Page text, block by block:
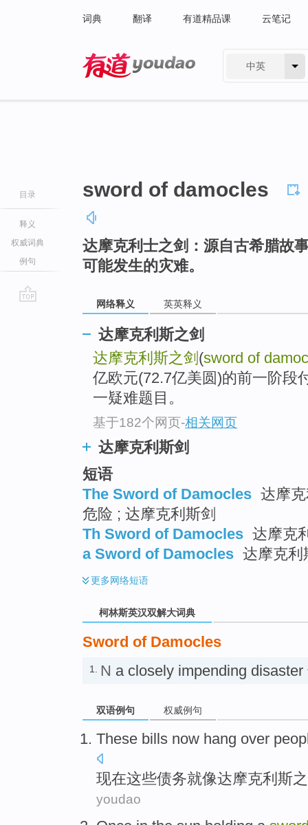
词典 翻译 有道精品课 云笔记
中英
目录
释义
权威词典
例句
sword of damocles
达摩克利士之剑：源自古希腊故
可能发生的灾难。
网络释义 英英释义
达摩克利斯之剑
达摩克利斯之剑 (sword of
亿欧元(72.7亿美圆)的前一阶段
一疑难题目。
基于182个网页-相关网页
达摩克利斯剑
短语
The Sword of Damocles 达摩
危险 ; 达摩克利斯剑
Th Sword of Damocles 达摩克
a Sword of Damocles 达摩克利
更多网络短语
柯林斯英汉双解大词典
Sword of Damocles
1. N a closely impending
双语例句 权威例句
These bills now hang over
现在这些债务就像达摩克利斯之
youdao